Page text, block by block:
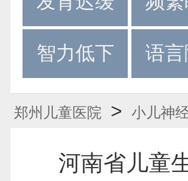
智力低下 语
郑州儿童医院 > 小儿神
河南省儿童